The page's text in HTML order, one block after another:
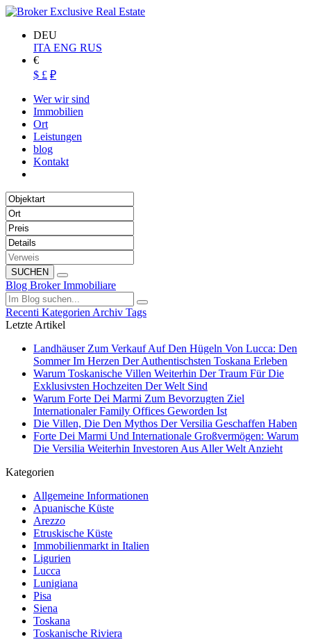
DEU
ITA ENG RUS
€
$ £ ₽
Wer wir sind
Immobilien
Ort
Leistungen
blog
Kontakt
SUCHEN
Blog Broker Immobiliare
Recenti Kategorien Archiv Tags
Letzte Artikel
Landhäuser Zum Verkauf Auf Den Hügeln Von Lucca: Den
Sommer Im Herzen Der Authentischsten Toskana Erleben
Warum Toskanische Villen Weiterhin Der Traum Für Die
Exklusivsten Hochzeiten Der Welt Sind
Warum Forte Dei Marmi Zum Bevorzugten Ziel
Internationaler Family Offices Geworden Ist
Die Villen, Die Den Mythos Der Versilia Geschaffen Haben
Forte Dei Marmi Und Internationale Großvermögen: Warum
Die Versilia Weiterhin Investoren Aus Aller Welt Anzieht
Kategorien
Allgemeine Informationen
Apuanische Küste
Arezzo
Etruskische Küste
Immobilienmarkt in Italien
Ligurien
Lucca
Lunigiana
Pisa
Siena
Toskana
Toskanische Riviera